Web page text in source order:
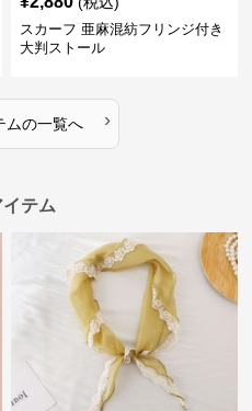
スカーフ 亜麻混紡フリンジ付き
大判ストール
ムの一覧へ ›
テム